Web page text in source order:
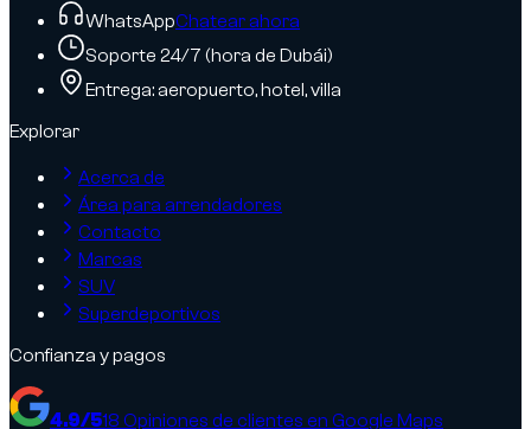
WhatsAppChatear ahora
Soporte 24/7 (hora de Dubái)
Entrega: aeropuerto, hotel, villa
Explorar
Acerca de
Área para arrendadores
Contacto
Marcas
SUV
Superdeportivos
Confianza y pagos
4.9/518 Opiniones de clientes en Google Maps